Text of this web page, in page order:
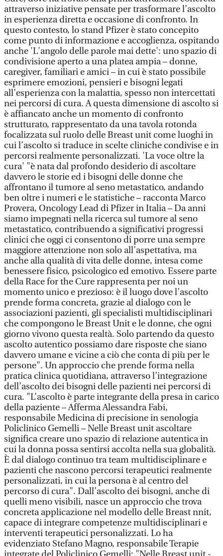
attraverso iniziative pensate per trasformare l’ascolto
in esperienza diretta e occasione di confronto. In
questo contesto, lo stand Pfizer è stato concepito
come punto di informazione e accoglienza, ospitando
anche 'L'angolo delle parole mai dette': uno spazio di
condivisione aperto a una platea ampia – donne,
caregiver, familiari e amici – in cui è stato possibile
esprimere emozioni, pensieri e bisogni legati
all’esperienza con la malattia, spesso non intercettati
nei percorsi di cura. A questa dimensione di ascolto si
è affiancato anche un momento di confronto
strutturato, rappresentato da una tavola rotonda
focalizzata sul ruolo delle Breast unit come luoghi in
cui l’ascolto si traduce in scelte cliniche condivise e in
percorsi realmente personalizzati. 'La voce oltre la
cura' "è nata dal profondo desiderio di ascoltare
davvero le storie ed i bisogni delle donne che
affrontano il tumore al seno metastatico, andando
ben oltre i numeri e le statistiche – racconta Marco
Provera, Oncology Lead di Pfizer in Italia – Da anni
siamo impegnati nella ricerca sul tumore al seno
metastatico, contribuendo a significativi progressi
clinici che oggi ci consentono di porre una sempre
maggiore attenzione non solo all’aspettativa, ma
anche alla qualità di vita delle donne, intesa come
benessere fisico, psicologico ed emotivo. Essere parte
della Race for the Cure rappresenta per noi un
momento unico e prezioso: è il luogo dove l’ascolto
prende forma concreta, grazie al dialogo con le
associazioni pazienti, gli specialisti multidisciplinari
che compongono le Breast Unit e le donne, che ogni
giorno vivono questa realtà. Solo partendo da questo
ascolto autentico possiamo dare risposte che siano
davvero umane e vicine a ciò che conta di più per le
persone". Un approccio che prende forma nella
pratica clinica quotidiana, attraverso l’integrazione
dell’ascolto dei bisogni delle pazienti nei percorsi di
cura. "L’ascolto è parte integrante della presa in carico
della paziente – Afferma Alessandra Fabi,
responsabile Medicina di precisione in senologia
Policlinico Gemelli – Nelle Breast unit ascoltare
significa creare uno spazio di relazione autentica in
cui la donna possa sentirsi accolta nella sua globalità.
È dal dialogo continuo tra team multidisciplinare e
pazienti che nascono percorsi terapeutici realmente
personalizzati, in cui la persona è al centro del
percorso di cura". Dall’ascolto dei bisogni, anche di
quelli meno visibili, nasce un approccio che trova
concreta applicazione nel modello delle Breast nnit,
capace di integrare competenze multidisciplinari e
interventi terapeutici personalizzati. Lo ha
evidenziato Stefano Magno, responsabile Terapie